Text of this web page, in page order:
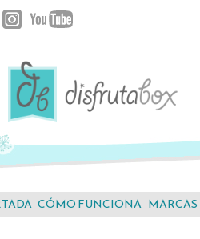
Instagram
YouTube
CÓMO FUNCIONA MARCAS